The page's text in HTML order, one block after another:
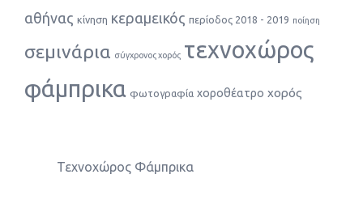
αθήνας κίνηση κεραμεικός περίοδος 2018 - 2019 ποίηση
σεμινάρια σύγχρονος χορός τεχνοχώρος
φάμπρικα φωτογραφία χοροθέατρο χορός
Τεχνοχώρος Φάμπρικα